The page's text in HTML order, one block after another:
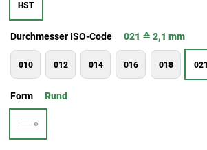
HST
Durchmesser ISO-Code 021 ≙ 2,1 mm
010 012 014 016 018 021
Form Rund